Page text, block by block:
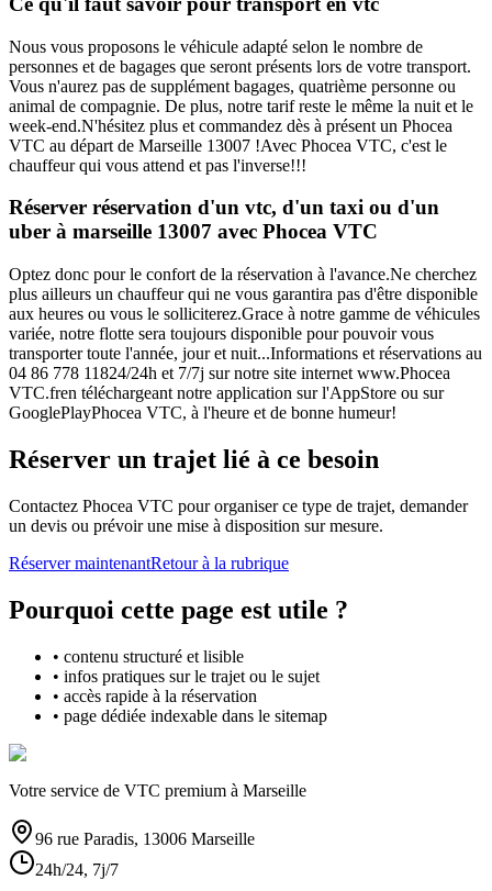
Nous vous proposons le véhicule adapté selon le nombre de
personnes et de bagages que seront présents lors de votre transport.
Vous n'aurez pas de supplément bagages, quatrième personne ou
animal de compagnie. De plus, notre tarif reste le même la nuit et le
week-end.N'hésitez plus et commandez dès à présent un Phocea
VTC au départ de Marseille 13007 !Avec Phocea VTC, c'est le
chauffeur qui vous attend et pas l'inverse!!!
Réserver réservation d'un vtc, d'un taxi ou d'un
uber à marseille 13007 avec Phocea VTC
Optez donc pour le confort de la réservation à l'avance.Ne cherchez
plus ailleurs un chauffeur qui ne vous garantira pas d'être disponible
aux heures ou vous le solliciterez.Grace à notre gamme de véhicules
variée, notre flotte sera toujours disponible pour pouvoir vous
transporter toute l'année, jour et nuit...Informations et réservations au
04 86 778 11824/24h et 7/7j sur notre site internet www.Phocea
VTC.fren téléchargeant notre application sur l'AppStore ou sur
GooglePlayPhocea VTC, à l'heure et de bonne humeur!
Réserver un trajet lié à ce besoin
Contactez Phocea VTC pour organiser ce type de trajet, demander
un devis ou prévoir une mise à disposition sur mesure.
Réserver maintenantRetour à la rubrique
Pourquoi cette page est utile ?
• contenu structuré et lisible
• infos pratiques sur le trajet ou le sujet
• accès rapide à la réservation
• page dédiée indexable dans le sitemap
Votre service de VTC premium à Marseille
96 rue Paradis, 13006 Marseille
24h/24, 7j/7